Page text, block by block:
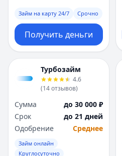
Займ на карту 24/7 Срочно
Получить деньги
Турбозайм
4.6
(14отзывов)
Сумма
до 30 000 ₽
Срок
до 21 дней
Одобрение
Среднее
Займ онлайн
Круглосуточно